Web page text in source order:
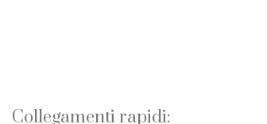
Collegamenti rapidi: